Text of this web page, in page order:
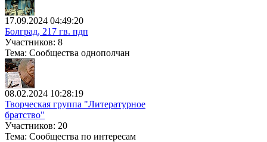
17.09.2024 04:49:20
Болград, 217 гв. пдп
Участников: 8
Тема: Сообщества однополчан
08.02.2024 10:28:19
Творческая группа "Литературное
братство"
Участников: 20
Тема: Сообщества по интересам